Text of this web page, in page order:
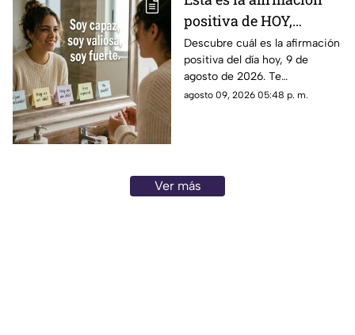
positiva de HOY,
domingo 9 de agosto de
2026: Repite estas
palabras y llena tu día
de energía
Descubre cuál es la afirmación
positiva del día hoy, 9 de
agosto de 2026. Te
compartimos un mensaje
agosto 09, 2026 05:48 p. m.
Ver más